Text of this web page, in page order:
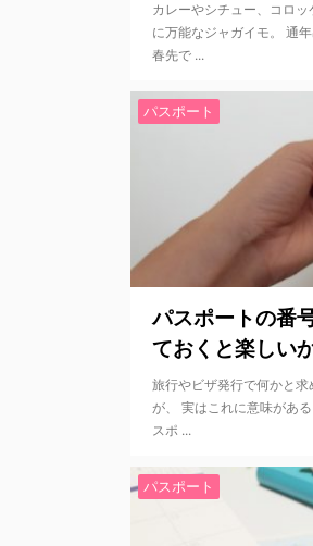
カレーやシチュー、コロ
に万能なジャガイモ。 通
春先で ...
パスポート
パスポートの番
ておくと楽しい
旅行やビザ発行で何かと
が、 実はこれに意味があ
スポ ...
パスポート